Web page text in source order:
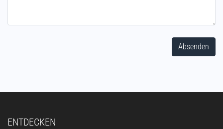
Absenden
ENTDECKEN